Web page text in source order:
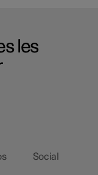
les
Social